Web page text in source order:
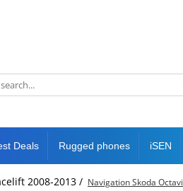
Deals Rugged phones iSEN
2008-2013 / Navigation Skoda